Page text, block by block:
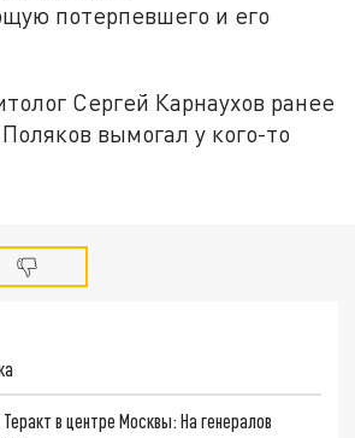
потерпевшего и его
Сергей Карнаухов ранее
вымогал у кого-то
в центре Москвы: На генералов